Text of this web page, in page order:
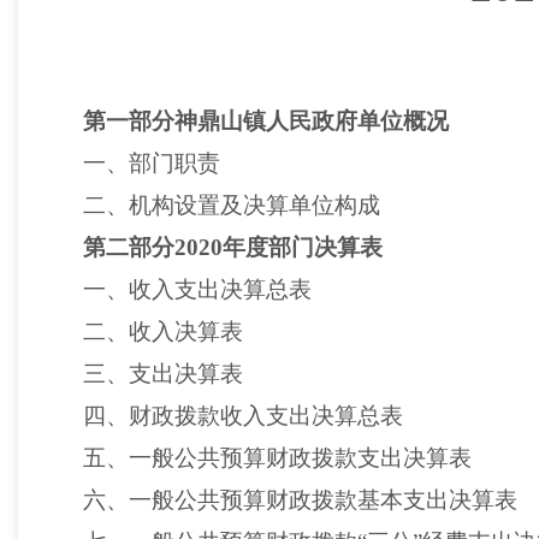
第一部分神鼎山镇人民政府单位概况
一、部门职责
二、机构设置及决算单位构成
第二部分2020年度部门决算表
一、收入支出决算总表
二、收入决算表
三、支出决算表
四、财政拨款收入支出决算总表
五、一般公共预算财政拨款支出决算表
六、一般公共预算财政拨款基本支出决算表